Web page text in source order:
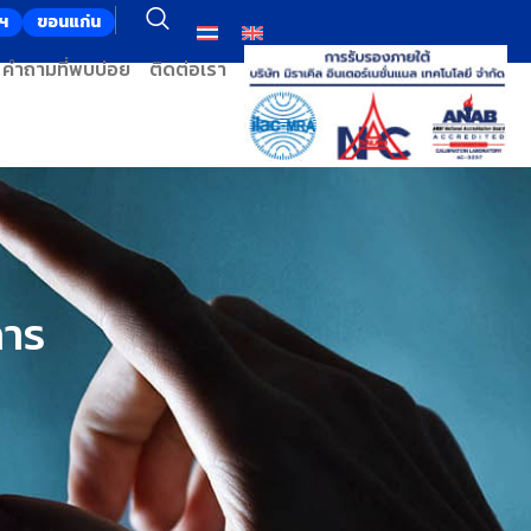
ขอนแก่น
คำถามที่พบบ่อย ติดต่อเรา
ร